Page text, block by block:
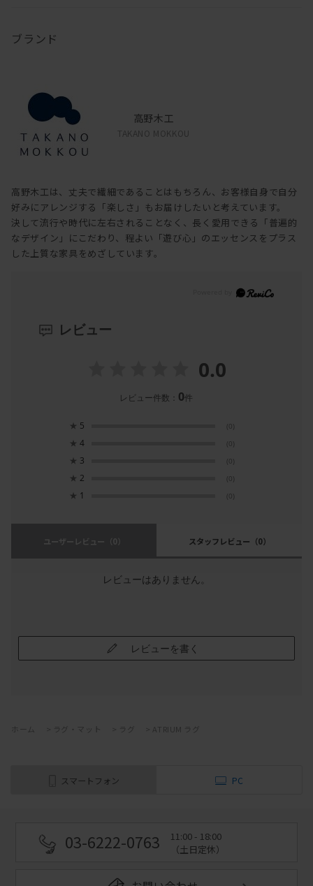
ブランド
高野木工
TAKANO MOKKOU
高野木工は、丈夫で繊細であることはもちろん、お客様自身で自分
好みにアレンジする「楽しさ」もお届けしたいと考えています。
決して流行や時代に左右されることなく、長く愛用できる「普遍的
なデザイン」にこだわり、程よい「遊び心」のエッセンスをプラス
した上質な家具をめざしています。
レビュー
0.0
レビュー件数： 0件
★ 5 (0)
★ 4 (0)
★ 3 (0)
★ 2 (0)
★ 1 (0)
ユーザーレビュー （0） スタッフレビュー （0）
レビューはありません。
レビューを書く
ホーム ラグ・マット ラグ ATRIUM ラグ
スマートフォン PC
03-6222-0763
11:00 - 18:00
（土日定休）